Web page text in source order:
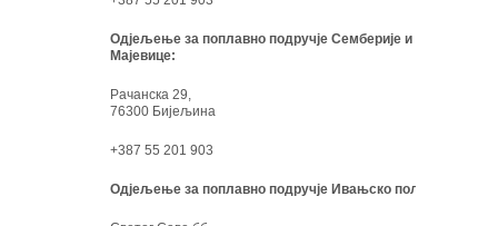
Одјељење за поплавно подручје Семберије и
Мајевице:
Рачанска 29,
76300 Бијељина
+387 55 201 903
Одјељење за поплавно подручје Ивањско поље: